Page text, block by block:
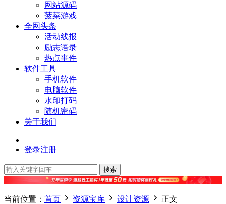
网站源码
菠菜游戏
全网头条
活动线报
励志语录
热点事件
软件工具
手机软件
电脑软件
水印打码
随机密码
关于我们
登录注册
搜索
当前位置： 首页 资源宝库 设计资源 正文